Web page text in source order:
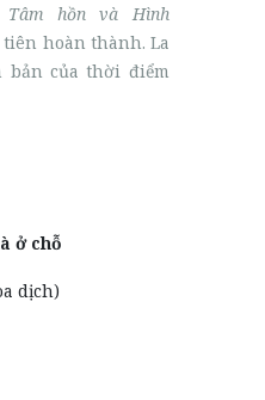
Tâm hồn và Hình
hoàn thành. La
bản của thời điểm
ở chỗ
dịch)